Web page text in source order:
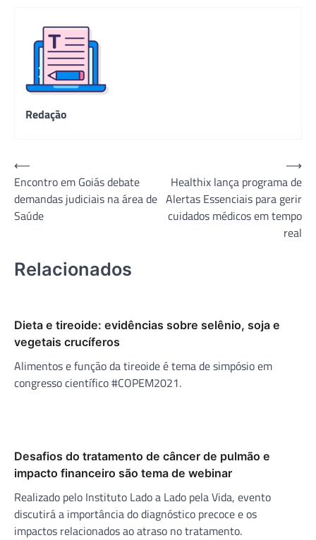
Redação
Navegação
de
Post
⟵
Encontro em Goiás debate
demandas judiciais na área de
Saúde
Healthix lança programa de
Alertas Essenciais para gerir
cuidados médicos em tempo
real
⟶
Relacionados
Dieta e tireoide: evidências sobre selênio, soja e
vegetais crucíferos
Alimentos e função da tireoide é tema de simpósio em
congresso científico #COPEM2021.
Desafios do tratamento de câncer de pulmão e
impacto financeiro são tema de webinar
Realizado pelo Instituto Lado a Lado pela Vida, evento
discutirá a importância do diagnóstico precoce e os
impactos relacionados ao atraso no tratamento.